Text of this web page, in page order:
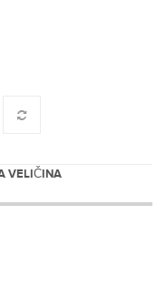
VELIČINA